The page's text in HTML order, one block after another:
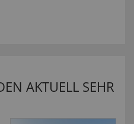
AKTUELL SEHR